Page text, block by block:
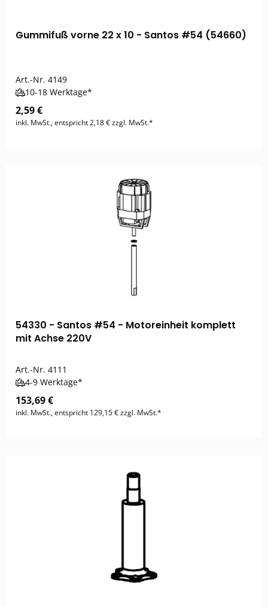
Gummifuß vorne 22 x 10 - Santos #54 (54660)
Art.-Nr. 4149
10-18 Werktage*
2,59 €
inkl. MwSt., entspricht 2,18 € zzgl. MwSt.*
54330 - Santos #54 - Motoreinheit komplett
mit Achse 220V
Art.-Nr. 4111
4-9 Werktage*
153,69 €
inkl. MwSt., entspricht 129,15 € zzgl. MwSt.*